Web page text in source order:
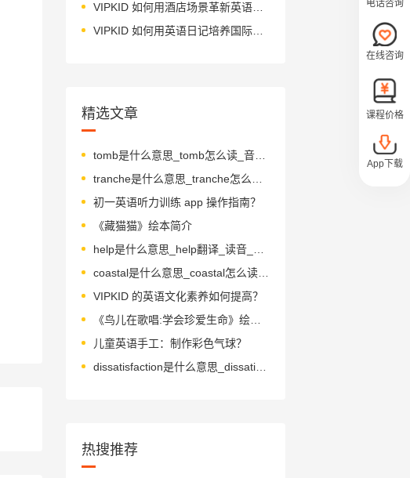
VIPKID 如何用酒店场景革新英语教学？
VIPKID 如何用英语日记培养国际化人才？
精选文章
tomb是什么意思_tomb怎么读_音标tu-m
初一英语听力训练 app 操作指南？
《藏猫猫》绘本简介
coastal是什么意思_coastal怎么读_音标'kəʊstl
VIPKID 的英语文化素养如何提高？
《鸟儿在歌唱:学会珍爱生命》绘本简介
儿童英语手工：制作彩色气球？
dissatisfaction是什么意思_dissatisfaction怎么读_音标ˌdɪsˌsætɪsˈfækʃn
热搜推荐
电话咨询
在线咨询
课程价格
App下载